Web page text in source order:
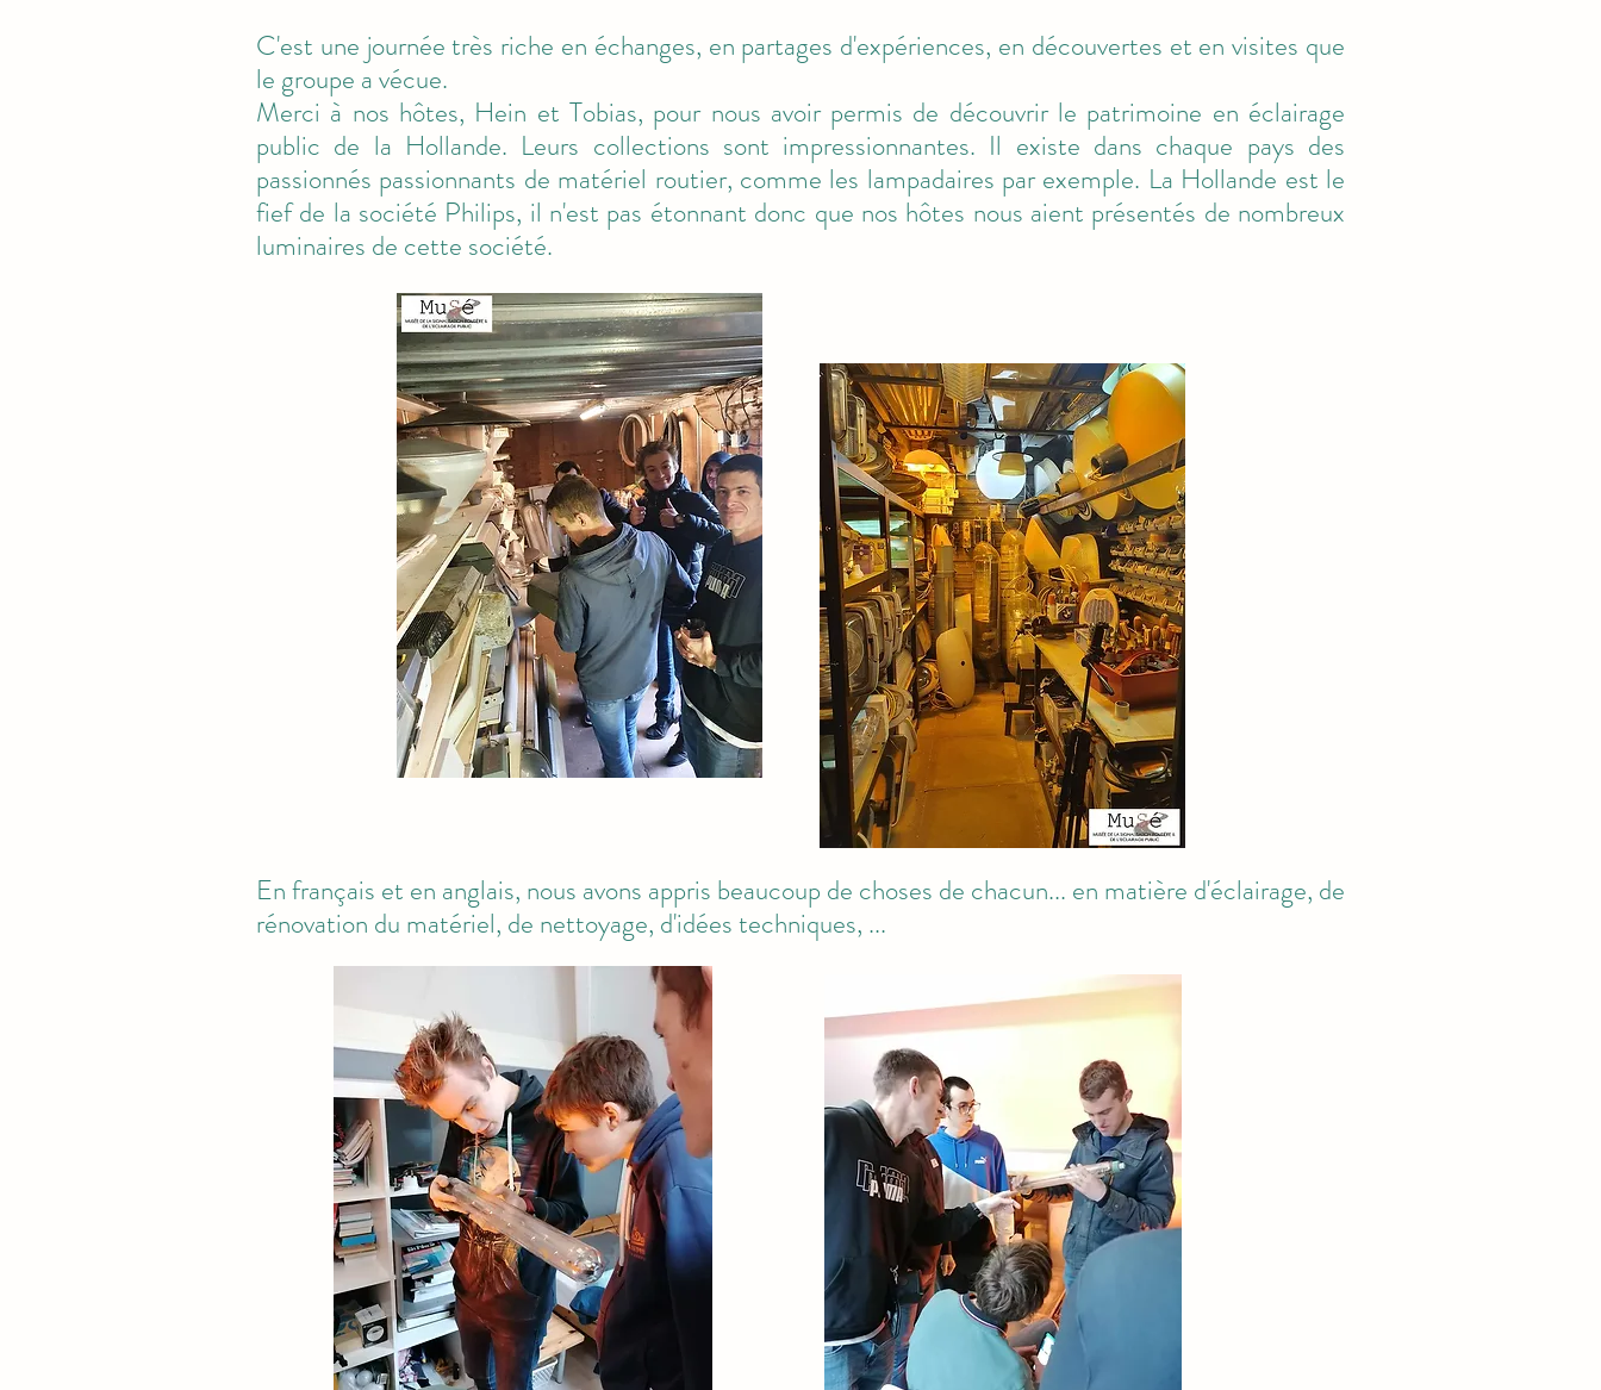
C'est une journée très riche en échanges, en partages d'expériences, en découvertes et en visites que
le groupe a vécue.
Merci à nos hôtes, Hein et Tobias, pour nous avoir permis de découvrir le patrimoine en éclairage
public de la Hollande. Leurs collections sont impressionnantes. Il existe dans chaque pays des
passionnés passionnants de matériel routier, comme les lampadaires par exemple. La Hollande est le
fief de la société Philips, il n'est pas étonnant donc que nos hôtes nous aient présentés de nombreux
luminaires de cette société.
En français et en anglais, nous avons appris beaucoup de choses de chacun... en matière d'éclairage, de
rénovation du matériel, de nettoyage, d'idées techniques, ...